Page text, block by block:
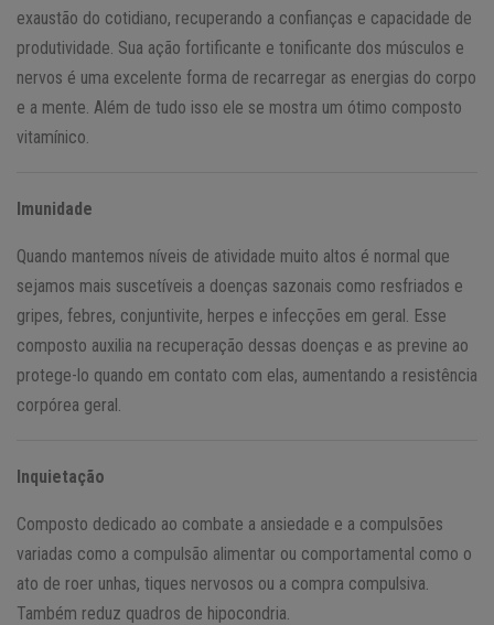
exaustão do cotidiano, recuperando a confianças e capacidade de
produtividade. Sua ação fortificante e tonificante dos músculos e
nervos é uma excelente forma de recarregar as energias do corpo
e a mente. Além de tudo isso ele se mostra um ótimo composto
vitamínico.
Imunidade
Quando mantemos níveis de atividade muito altos é normal que
sejamos mais suscetíveis a doenças sazonais como resfriados e
gripes, febres, conjuntivite, herpes e infecções em geral. Esse
composto auxilia na recuperação dessas doenças e as previne ao
protege-lo quando em contato com elas, aumentando a resistência
corpórea geral.
Inquietação
Composto dedicado ao combate a ansiedade e a compulsões
variadas como a compulsão alimentar ou comportamental como o
ato de roer unhas, tiques nervosos ou a compra compulsiva.
Também reduz quadros de hipocondria.